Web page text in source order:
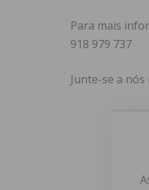
Para mais
918 979 737
Junte-se a nós